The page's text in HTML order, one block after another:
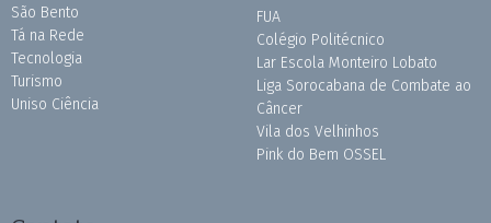
São Bento
Tá na Rede
Tecnologia
Turismo
Uniso Ciência
FUA
Colégio Politécnico
Lar Escola Monteiro Lobato
Liga Sorocabana de Combate ao
Câncer
Vila dos Velhinhos
Pink do Bem OSSEL